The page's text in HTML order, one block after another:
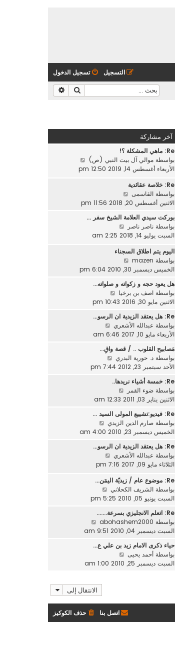
تسجيل الدخول التسجيل
بحث
آخر مشاركة
Re: ماهي المشكلة ؟!
بواسطة موالي آل بيت النبي (ص)
ا
ة
الأربعاء أغسطس 14, 2019 12:50 pm
Re: خلاصة عقائدية
بواسطة القاسمى
ا
د
آ
خ
م
ش
ر
ك
ة
الاثنين أغسطس 20, 2018 11:56 pm
بوركت سيدي العلامة الشيخ سفر …
بواسطة ناصر ناصر
ا
د
خ
م
ش
ا
ر
ك
ة
السبت يوليو 14, 2018 2:25 am
اليوم يتم اطلاق السجناء
بواسطة mazen
د
آ
خ
ر
ش
ر
ك
ة
الخميس ديسمبر 30, 2010 6:04 pm
هل يعود حجه و زكواته و صلواته…
بواسطة اصف بن برخيا
ا
د
آ
خ
ر
م
ش
ة
الاثنين مايو 30, 2016 10:43 pm
Re: هل يعتقد الزيدية ان الرسو…
بواسطة عبدالله الأشعري
ا
د
خ
ش
ر
ك
ة
الأربعاء مايو 10, 2017 6:46 am
مَصابيح القلوب .. / قصة واقِ…
بواسطة د. حورية البدري
ا
خ
م
ش
ر
ك
ة
الأحد سبتمبر 23, 2012 7:44 pm
Re: خمسة أشياء نريدها..
بواسطة ضوء القمر
ا
د
آ
خ
ر
ش
ر
ك
ة
الاثنين يناير 03, 2011 12:33 am
Re: فيديو:تشييع المولى السيد …
بواسطة صارم الدين الزيدي
ا
د
خ
م
ا
ر
ك
ة
الخميس ديسمبر 23, 2010 4:00 am
Re: هل يعتقد الزيدية ان الرسو…
بواسطة عبدالله الأشعري
ا
د
آ
خ
م
ش
ا
ر
ة
الثلاثاء مايو 09, 2017 7:16 pm
Re: موضوع عام / زيديّة اليمَن…
بواسطة الشريف الكحلاني
ا
د
آ
خ
ر
م
ش
ة
السبت يونيو 05, 2010 5:25 pm
Re: اتعلم الانجليزي بسرعة....…
بواسطة abohashem2000
ا
خ
م
ش
ا
ر
ك
السبت ديسمبر 04, 2010 9:51 am
حياء ذكرى الامام زيد بن علي ع…
بواسطة أحمد يحيى
ا
م
السبت ديسمبر 25, 2010 1:00 am
الانتقال إلى
حذف الكوكيز اتصل بنا